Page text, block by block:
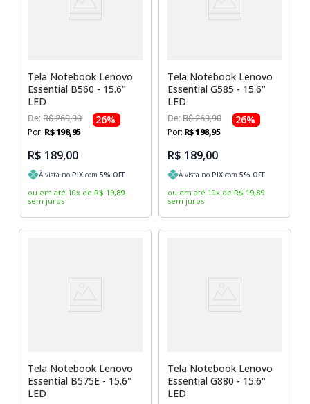
Tela Notebook Lenovo
Essential B560 - 15.6"
LED
De:R$ 269,90 26%
Por: R$198,95
R$ 189,00
À vista noPIX com5% OFF
ou em até 10x de R$ 19,89
sem juros
Tela Notebook Lenovo
Essential G585 - 15.6"
LED
De: R$ 269,90 26%
Por: R$198,95
R$ 189,00
À vista no PIX com 5% OFF
ou em até 10x de R$ 19,89
sem juros
Tela Notebook Lenovo
Essential B575E - 15.6"
LED
Tela Notebook Lenovo
Essential G880 - 15.6"
LED